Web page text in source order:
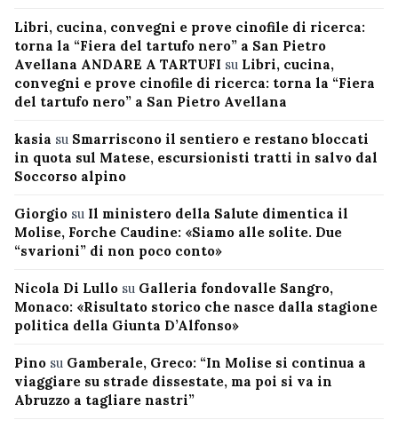
Libri, cucina, convegni e prove cinofile di ricerca:
torna la “Fiera del tartufo nero” a San Pietro
Avellana ANDARE A TARTUFI su Libri, cucina,
convegni e prove cinofile di ricerca: torna la “Fiera
del tartufo nero” a San Pietro Avellana
kasia su Smarriscono il sentiero e restano bloccati
in quota sul Matese, escursionisti tratti in salvo dal
Soccorso alpino
Giorgio su Il ministero della Salute dimentica il
Molise, Forche Caudine: «Siamo alle solite. Due
“svarioni” di non poco conto»
Nicola Di Lullo su Galleria fondovalle Sangro,
Monaco: «Risultato storico che nasce dalla stagione
politica della Giunta D’Alfonso»
Pino su Gamberale, Greco: “In Molise si continua a
viaggiare su strade dissestate, ma poi si va in
Abruzzo a tagliare nastri”